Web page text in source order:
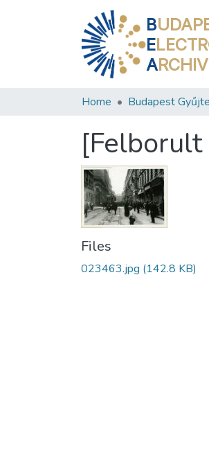
B
E
A
Home Budapest
Files
023463.jpg (142.8 KB)